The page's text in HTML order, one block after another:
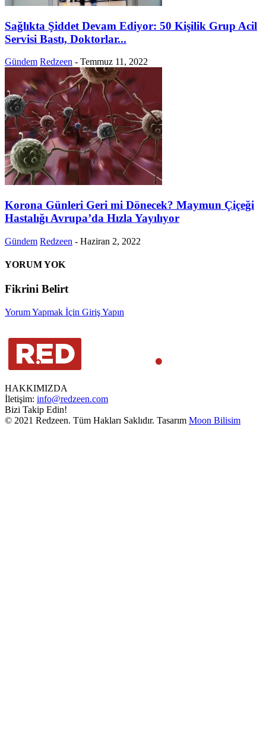
Sağlıkta Şiddet Devam Ediyor: 50 Kişilik Grup Acil
Servisi Bastı, Doktorlar...
Gündem Redzeen - Temmuz 11, 2022
Korona Günleri Geri mi Dönecek? Maymun Çiçeği
Hastalığı Avrupa’da Hızla Yayılıyor
Gündem Redzeen - Haziran 2, 2022
YORUM YOK
Fikrini Belirt
Yorum Yapmak İçin Giriş Yapın
HAKKIMIZDA
İletişim: info@redzeen.com
Bizi Takip Edin!
© 2021 Redzeen. Tüm Hakları Saklıdır. Tasarım Moon Bilisim